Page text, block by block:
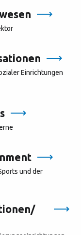
Einrichtungen
und der